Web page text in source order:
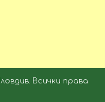
Всички права